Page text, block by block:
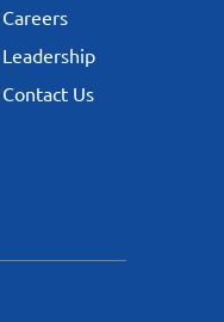
Careers
Leadership
Contact Us